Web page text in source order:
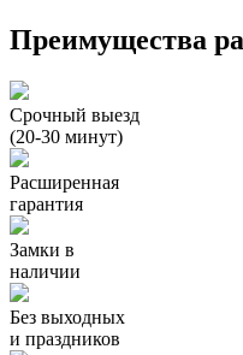
Преимущества
Срочный выезд
(20-30 минут)
Расширенная
гарантия
Замки в
наличии
Без выходных
и праздников